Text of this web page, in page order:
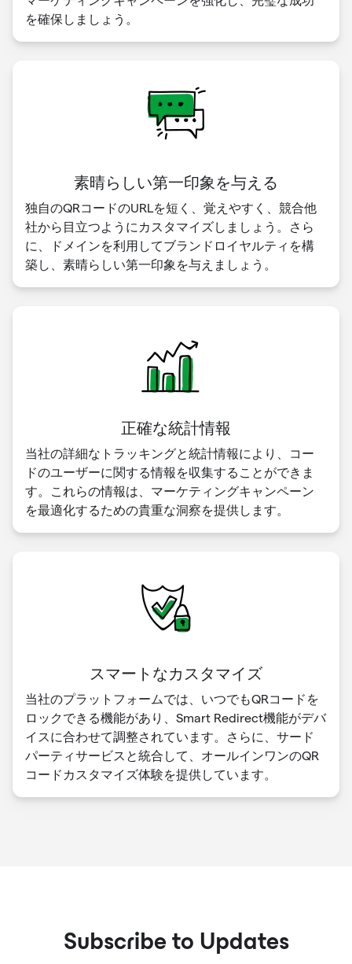
を確保しましょう。
素晴らしい第一印象を与える
独自のQRコードのURLを短く、覚えやすく、競合他
社から目立つようにカスタマイズしましょう。さら
に、ドメインを利用してブランドロイヤルティを構
築し、素晴らしい第一印象を与えましょう。
正確な統計情報
当社の詳細なトラッキングと統計情報により、コー
ドのユーザーに関する情報を収集することができま
す。これらの情報は、マーケティングキャンペーン
を最適化するための貴重な洞察を提供します。
スマートなカスタマイズ
当社のプラットフォームでは、いつでもQRコードを
ロックできる機能があり、Smart Redirect機能がデバ
イスに合わせて調整されています。さらに、サード
パーティサービスと統合して、オールインワンのQR
コードカスタマイズ体験を提供しています。
Subscribe to Updates